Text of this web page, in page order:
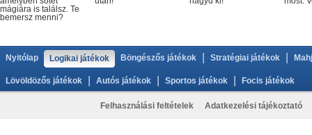
mágiára is találsz. Te
bemersz menni?
Nyitólap Logikai játékok Böngészős játékok Stratégiai játékok
Lövöldözős játékok Autós játékok Sportos játékok Focis játékok
Felhasználási feltételek Adatkezelési tájékoztató